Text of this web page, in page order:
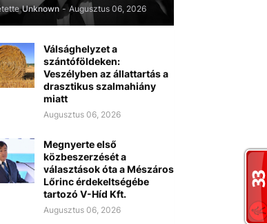
Unknown - Augusztus 06, 2026
Válsághelyzet a
szántóföldeken:
Veszélyben az állattartás a
drasztikus szalmahiány
miatt
Augusztus 06, 2026
Megnyerte első
közbeszerzését a
választások óta a Mészáros
Lőrinc érdekeltségébe
tartozó V-Híd Kft.
Augusztus 06, 2026